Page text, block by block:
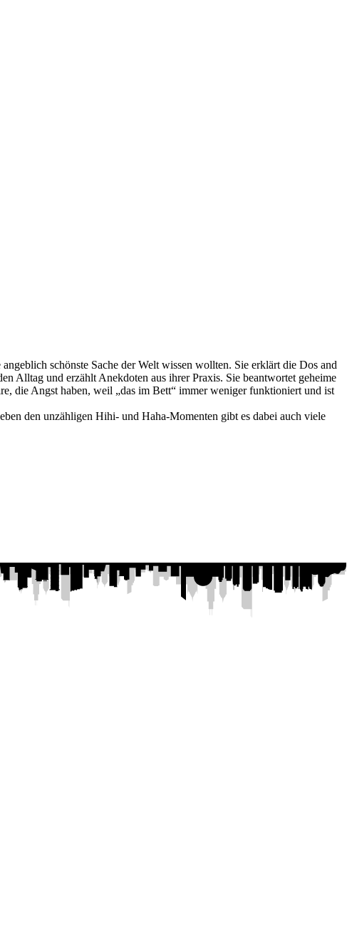
schönste Sache der Welt wissen wollten. Sie erklärt die Dos and
Alltag und erzählt Anekdoten aus ihrer Praxis. Sie beantwortet geheime
die Angst haben, weil „das im Bett“ immer weniger funktioniert und ist
den unzähligen Hihi- und Haha-Momenten gibt es dabei auch viele